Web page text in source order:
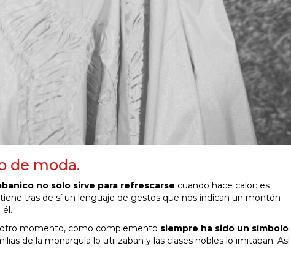
de moda.
no solo sirve para refrescarse cuando hace calor: es
tras de sí un lenguaje de gestos que nos indican un montón
otro momento, como complemento siempre ha sido un símbolo
de la monarquía lo utilizaban y las clases nobles lo imitaban. Así